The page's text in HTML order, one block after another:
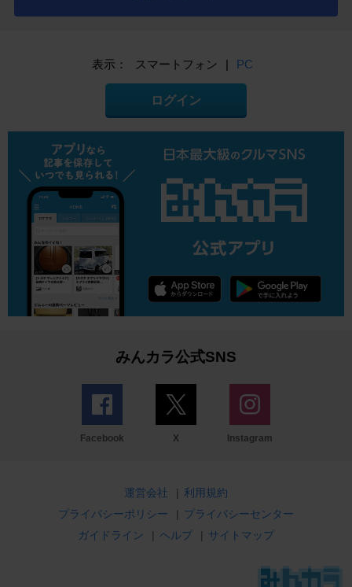
表示： スマートフォン | PC
ログイン
みんカラ公式SNS
Facebook X Instagram
運営会社 | 利用規約
プライバシーポリシー
| プライバシーセンター
ガイドライン
| ヘルプ | サイトマップ